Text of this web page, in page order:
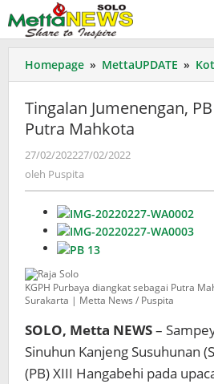
ke
konten
Homepage » MettaUPDATE »
Tingalan Jumenengan,
Putra Mahkota
27/02/202227/02/2022
oleh Puspita
KGPH Purbaya diangkat sebagai Putra
Surakarta | Metta News / Puspita
SOLO, Metta NEWS–
Sinuhun Kanjeng Susuhunan
(PB) XIII Hangabehi pada